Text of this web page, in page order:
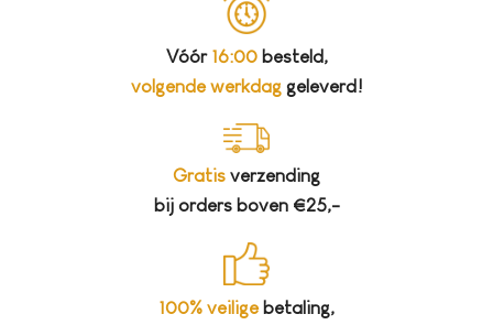
Vóór 16:00besteld,
volgende werkdag geleverd!
Gratis verzending
bij orders boven €25,-
100% veiligebetaling,